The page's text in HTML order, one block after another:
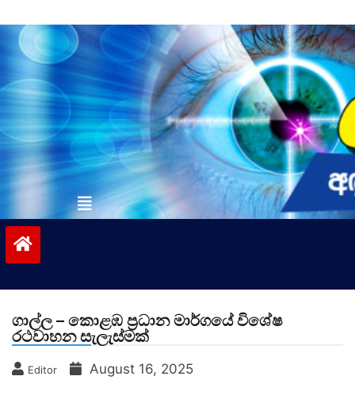
to
contentvinivida.lk
ගාල්ල – කොළඹ ප්‍රධාන මාර්ගයේ විශේෂ
රථවාහන සැලැස්මක්
Editor August 16, 2025